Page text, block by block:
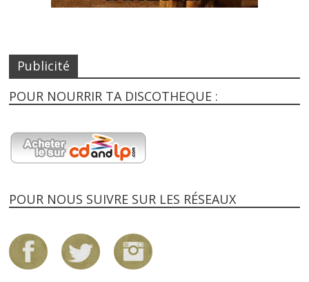
Publicité
POUR NOURRIR TA DISCOTHEQUE :
POUR NOUS SUIVRE SUR LES RÉSEAUX